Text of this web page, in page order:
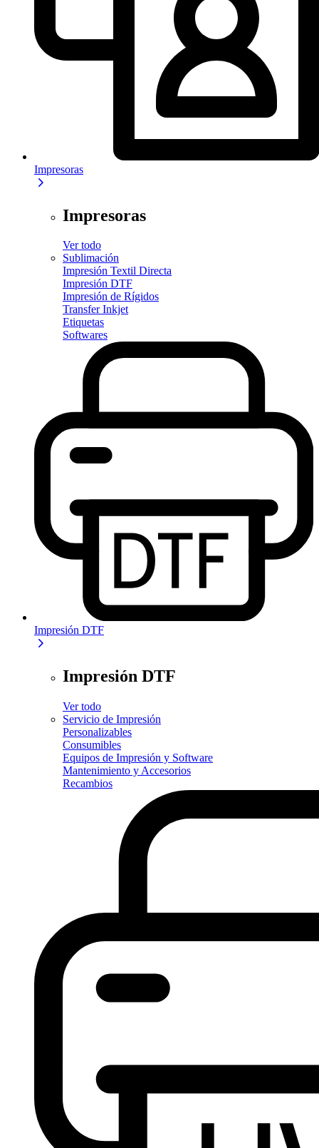
Impresoras
Impresoras
Ver todo
Sublimación
Impresión Textil Directa
Impresión DTF
Impresión de Rígidos
Transfer Inkjet
Etiquetas
Softwares
Impresión DTF
Impresión DTF
Ver todo
Servicio de Impresión
Personalizables
Consumibles
Equipos de Impresión y Software
Mantenimiento y Accesorios
Recambios